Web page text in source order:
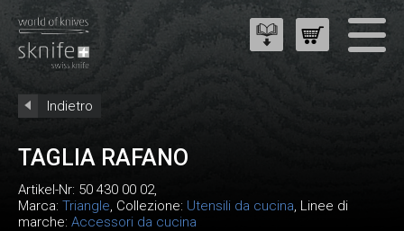
Indietro
TAGLIA RAFANO
Artikel-Nr: 50 430 00 02,
Marca: Triangle, Collezione: Utensili da cucina, Linee di
marche: Accessori da cucina